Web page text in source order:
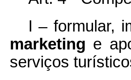
I – formular,
marketing e
serviços